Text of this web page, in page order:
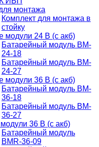
монтажа
Комплект для монтажа в
стойку
модули 24 В (с акб)
Батарейный модуль BM-
24-18
Батарейный модуль BM-
24-27
модули 36 В (с акб)
Батарейный модуль BM-
36-18
Батарейный модуль BM-
36-27
36 В (с акб)
Батарейный модуль
BMR-36-09